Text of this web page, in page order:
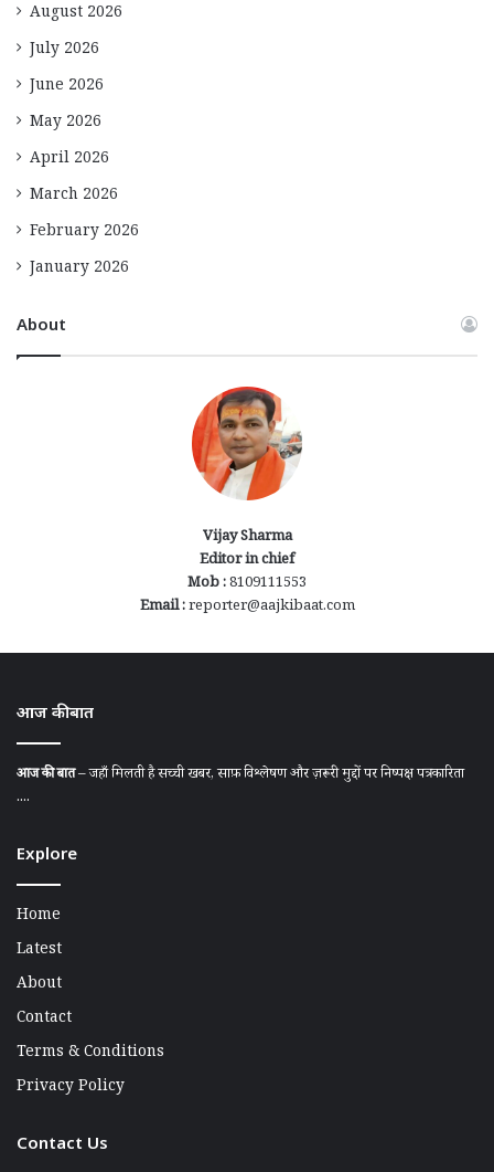
August 2026
July 2026
June 2026
May 2026
April 2026
March 2026
February 2026
January 2026
About
Vijay Sharma
Editor in chief
Mob :8109111553
Email :reporter@aajkibaat.com
आज की बात
आज की बात– जहाँ मिलती है सच्ची खबर, साफ़ विश्लेषण और ज़रूरी मुद्दों पर निष्पक्ष पत्रकारिता
....
Explore
Home
Latest
About
Contact
Terms & Conditions
Privacy Policy
Contact Us